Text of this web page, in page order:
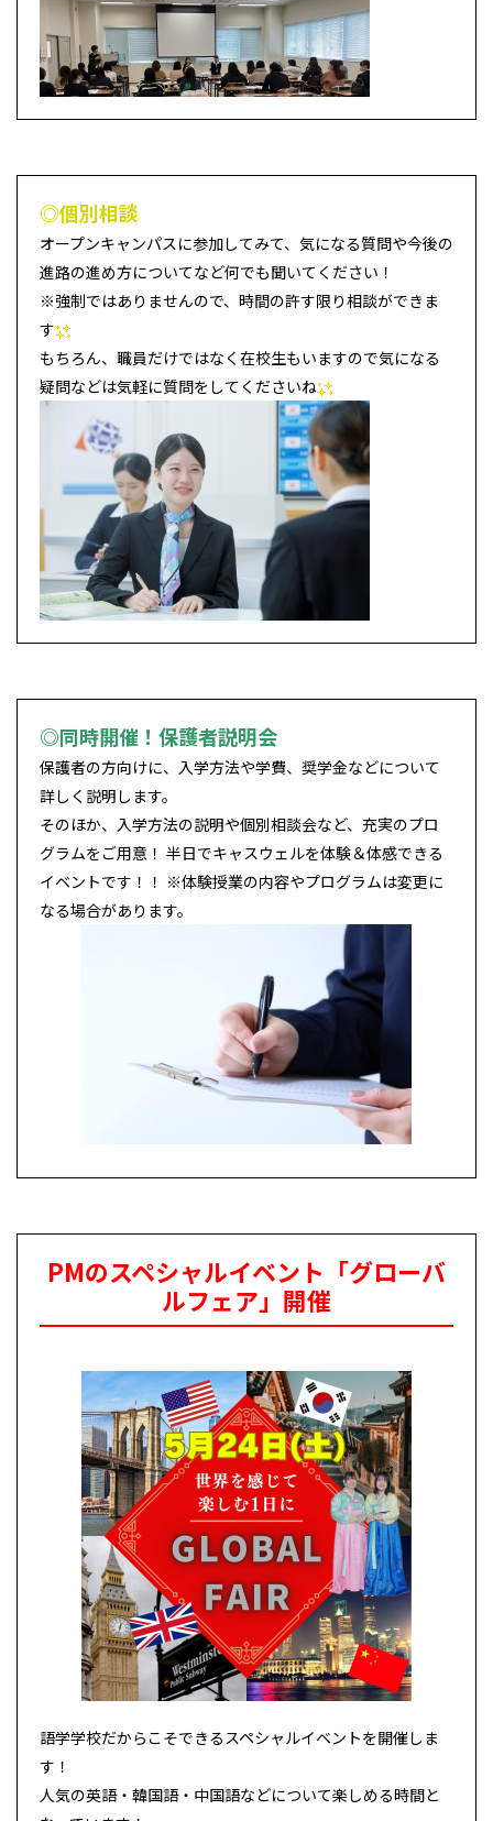
◎個別相談
オープンキャンパスに参加してみて、気になる質問や今後の
進路の進め方についてなど何でも聞いてください！
※強制ではありませんので、時間の許す限り相談ができま
す
もちろん、職員だけではなく在校生もいますので気になる
疑問などは気軽に質問をしてくださいね
◎同時開催！保護者説明会
保護者の方向けに、入学方法や学費、奨学金などについて
詳しく説明します。
そのほか、入学方法の説明や個別相談会など、充実のプロ
グラムをご用意！ 半日でキャスウェルを体験＆体感できる
イベントです！！ ※体験授業の内容やプログラムは変更に
なる場合があります。
PMのスペシャルイベント「グローバ
ルフェア」開催
語学学校だからこそできるスペシャルイベントを開催しま
す！
人気の英語・韓国語・中国語などについて楽しめる時間と